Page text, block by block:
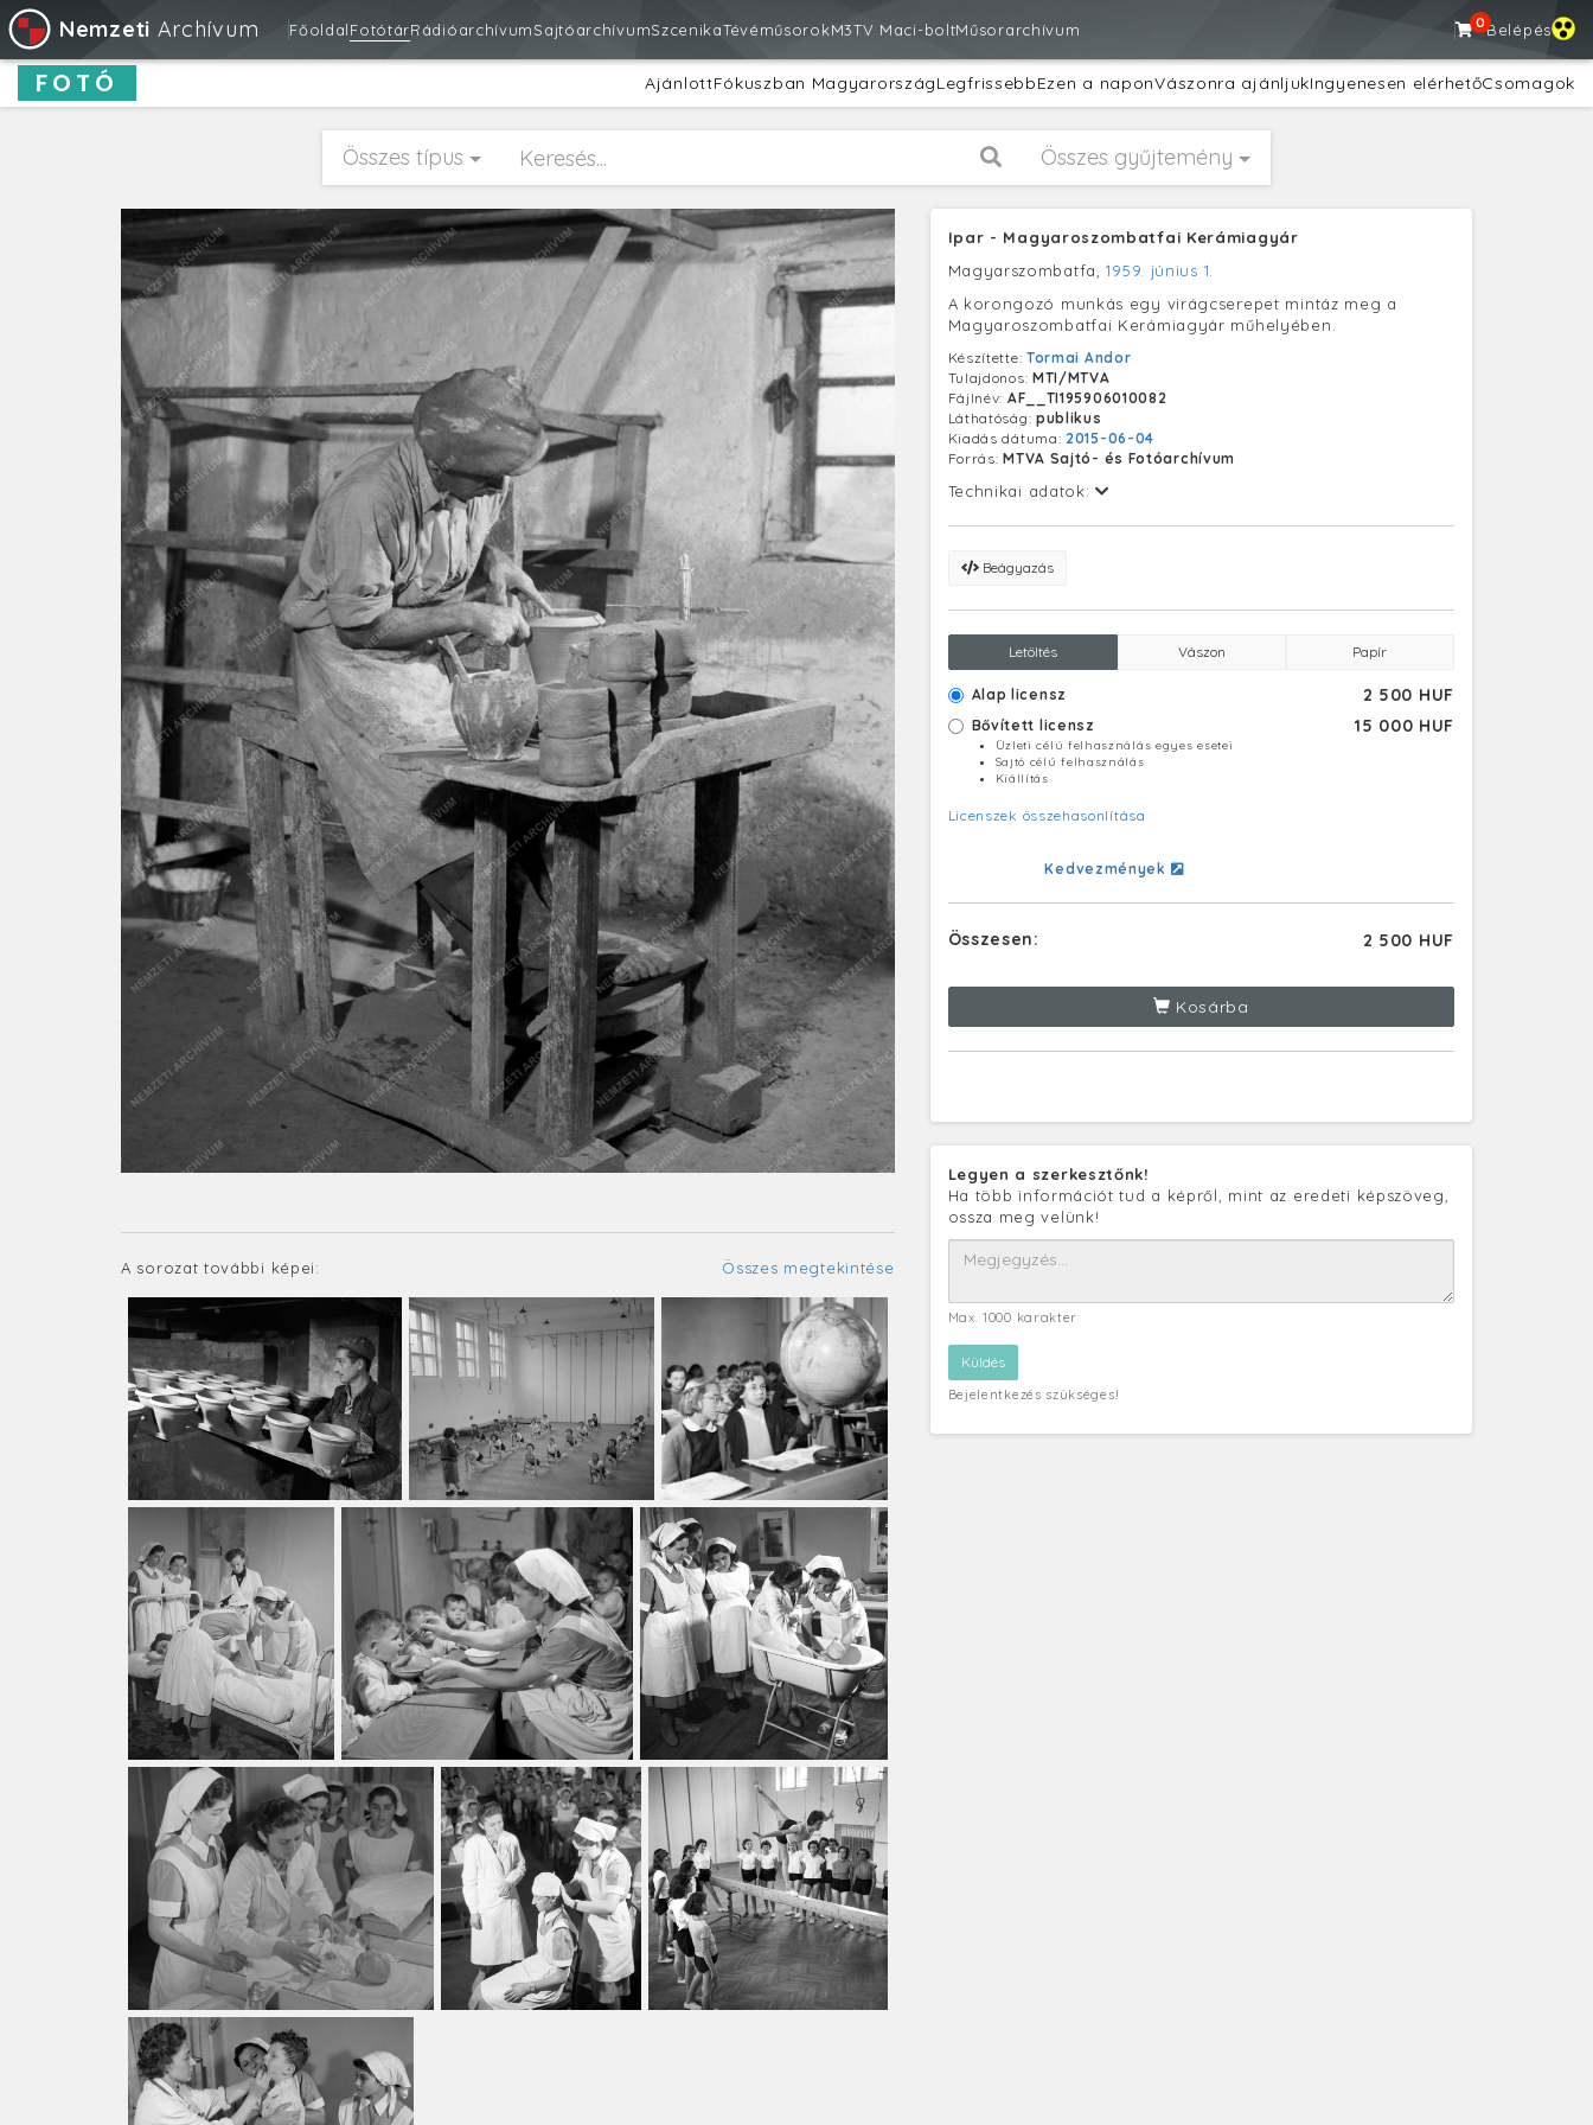
Nemzeti Archívum FőoldalFotótárRádióarchívumSajtóarchívumSzcenikaTévéműsorokM3TV Maci-boltMűsorarchívum 0Belépés
FOTÓ AjánlottFókuszban MagyarországLegfrissebbEzen a naponVászonra ajánljukIngyenesen elérhetőCsomagok
Összes típus Összes gyűjtemény
A sorozat további képei: Összes megtekintése
Ipar - Magyaroszombatfai Kerámiagyár
Magyarszombatfa,1959. június 1.
A korongozó munkás egy virágcserepet mintáz meg a
Magyaroszombatfai Kerámiagyár műhelyében.
Készítette: Tormai Andor
Tulajdonos: MTI/MTVA
Fájlnév: AF__TI195906010082
Láthatóság: publikus
Kiadás dátuma: 2015-06-04
Forrás:MTVA Sajtó- és Fotóarchívum
Technikai adatok:
Beágyazás
Letöltés Vászon Papír
Alap licensz 2 500 HUF
Bővített licensz 15 000 HUF
Üzleti célú felhasználás egyes esetei
Sajtó célú felhasználás
Kiállítás
Licenszek összehasonlítása
Kedvezmények
Összesen: 2 500 HUF
Kosárba
Legyen a szerkesztőnk!
Ha több információt tud a képről, mint az eredeti képszöveg,
ossza meg velünk!
Max. 1000 karakter
Bejelentkezés szükséges!